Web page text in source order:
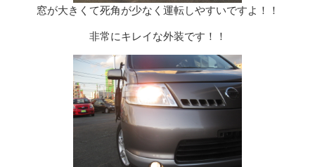
窓が大きくて死角が少なく運転しやすいですよ！！
非常にキレイな外装です！！